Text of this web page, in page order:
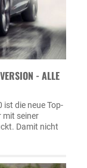
- ALLE
ist die neue Top-
mit seiner
Damit nicht